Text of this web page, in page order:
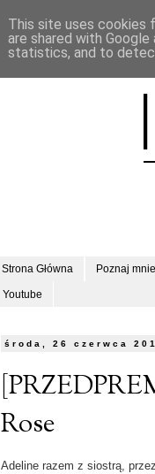
Strona Główna Poznaj mnie
Youtube
środa, 26 czerwca
Rose
Adeline razem z siostrą,
This site uses cookies
are shared with
statistics, and to